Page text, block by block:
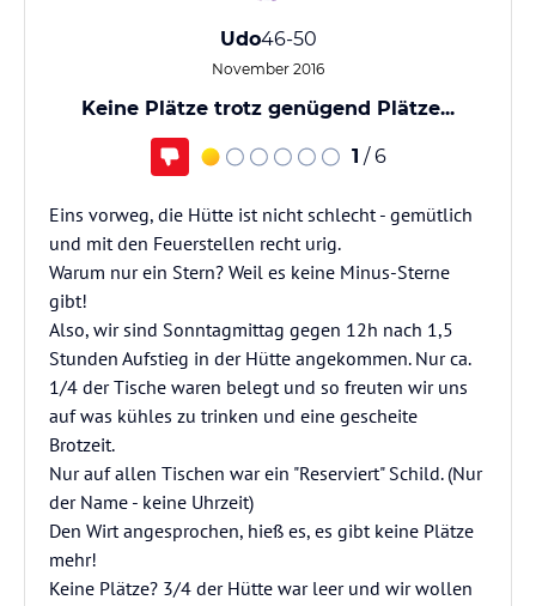
Udo46-50
November 2016
Keine Plätze trotz genügend Plätze...
1 / 6
Eins vorweg, die Hütte ist nicht schlecht - gemütlich
und mit den Feuerstellen recht urig.
Warum nur ein Stern? Weil es keine Minus-Sterne
gibt!
Also, wir sind Sonntagmittag gegen 12h nach 1,5
Stunden Aufstieg in der Hütte angekommen. Nur ca.
1/4 der Tische waren belegt und so freuten wir uns
auf was kühles zu trinken und eine gescheite
Brotzeit.
Nur auf allen Tischen war ein "Reserviert" Schild. (Nur
der Name - keine Uhrzeit)
Den Wirt angesprochen, hieß es, es gibt keine Plätze
mehr!
Keine Plätze? 3/4 der Hütte war leer und wir wollen